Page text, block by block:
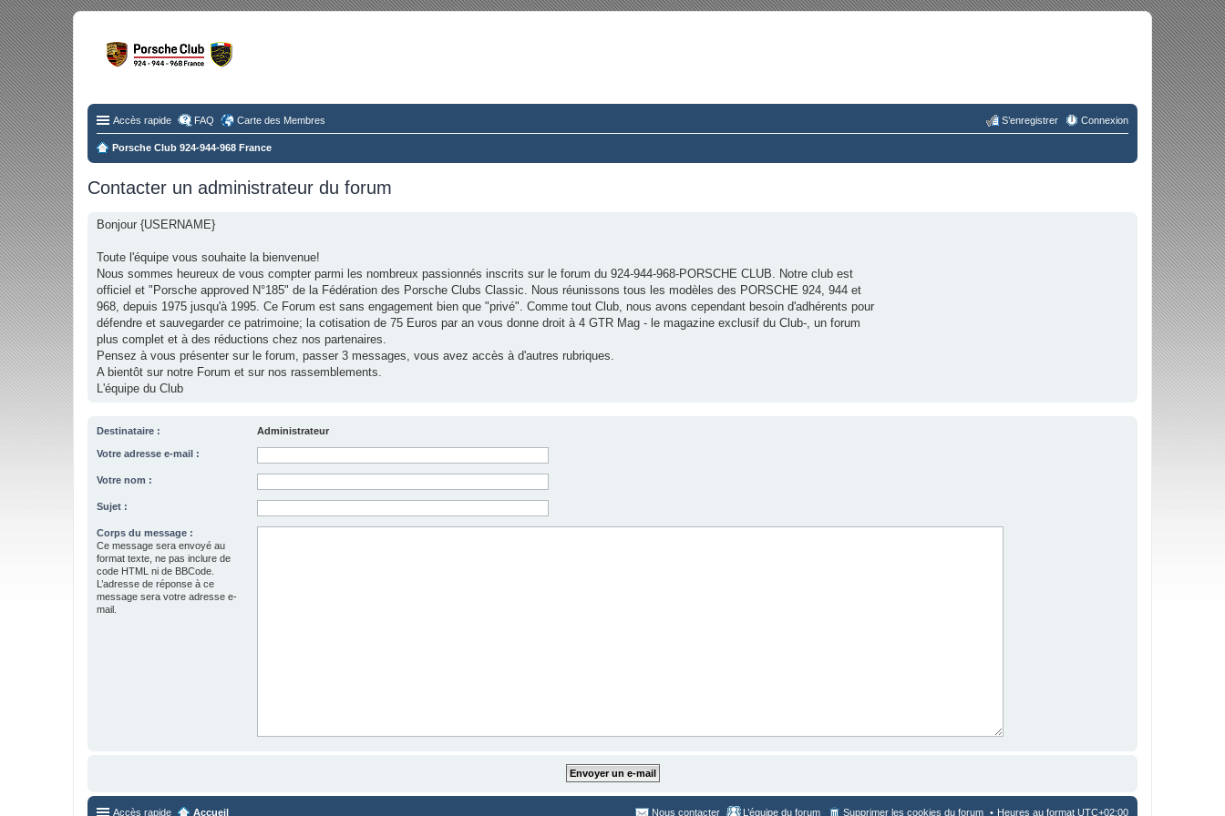
Accès rapide FAQ Carte des Membres Connexion
S’enregistrer
Porsche Club 924-944-968 France
Contacter un administrateur du forum
Bonjour {USERNAME}
Toute l'équipe vous souhaite la bienvenue!
Nous sommes heureux de vous compter parmi les nombreux passionnés inscrits sur le forum du 924-944-968-PORSCHE CLUB. Notre club est
officiel et "Porsche approved N°185" de la Fédération des Porsche Clubs Classic. Nous réunissons tous les modèles des PORSCHE 924, 944 et
968, depuis 1975 jusqu'à 1995. Ce Forum est sans engagement bien que "privé". Comme tout Club, nous avons cependant besoin d'adhérents pour
défendre et sauvegarder ce patrimoine; la cotisation de 75 Euros par an vous donne droit à 4 GTR Mag - le magazine exclusif du Club-, un forum
plus complet et à des réductions chez nos partenaires.
Pensez à vous présenter sur le forum, passer 3 messages, vous avez accès à d'autres rubriques.
A bientôt sur notre Forum et sur nos rassemblements.
L'équipe du Club
Destinataire : Administrateur
Votre adresse e-mail :
Votre nom :
Sujet :
Corps du message :
Ce message sera envoyé au
format texte, ne pas inclure de
code HTML ni de BBCode.
L’adresse de réponse à ce
message sera votre adresse e-
mail.
Accès rapide Accueil Heures au format UTC+02:00
Supprimer les cookies du forum
L’équipe du forum
Nous contacter